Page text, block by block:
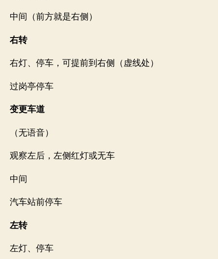
中间（前方就是右侧）
右转
右灯、停车，可提前到右侧（虚线处）
过岗亭停车
变更车道
（无语音）
观察左后，左侧红灯或无车
中间
汽车站前停车
左转
左灯、停车